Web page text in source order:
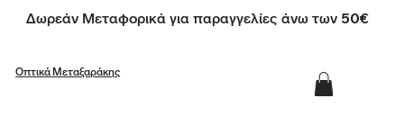
Δωρεάν Μεταφορικά για παραγγελίες άνω των 50€
Οπτικά Μεταξαράκης